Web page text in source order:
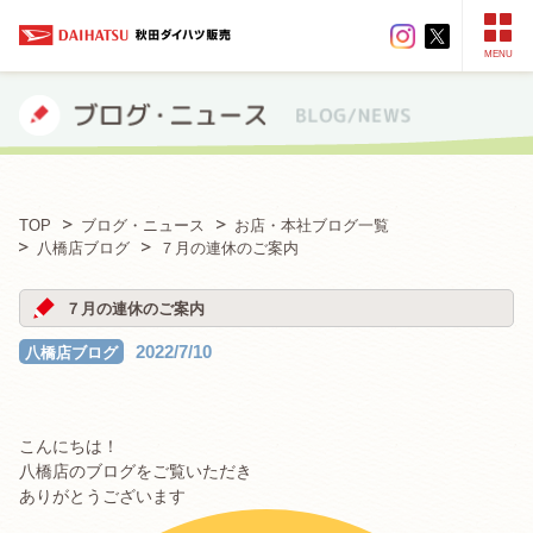
MENU
TOP ブログ・ニュース
お店・本社ブログ一覧
八橋店ブログ
７月の連休のご案内
７月の連休のご案内
八橋店ブログ 2022/7/10
こんにちは！
八橋店のブログをご覧いただき
ありがとうございます